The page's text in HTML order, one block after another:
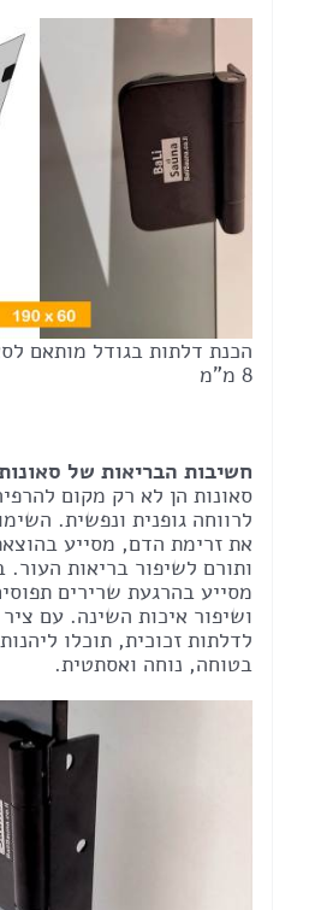
הכנת דלתות בגודל מותאם
8 מ"מ
חשיבות הבריאות של
סאונות הן לא רק מקום
לרווחה גופנית ונפשית.
את זרימת הדם, מסייע
ותורם לשיפור בריאות
מסייע בהרגעת שרירים
ושיפור איכות השינה. עם ציר
לדלתות זכוכית, תוכלו
בטוחה, נוחה ואסתטית.